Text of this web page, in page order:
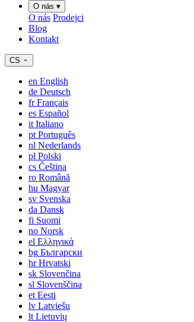
O nás ▾
O nás Prodejci
Blog
Kontakt
CS
en English
de Deutsch
frFrançais
es Español
it Italiano
pt Português
nl Nederlands
pl Polski
cs Čeština
ro Română
hu Magyar
sv Svenska
da Dansk
fi Suomi
no Norsk
el Ελληνικά
bg Български
hrHrvatski
sk Slovenčina
sl Slovenščina
et Eesti
lv Latviešu
lt Lietuvių